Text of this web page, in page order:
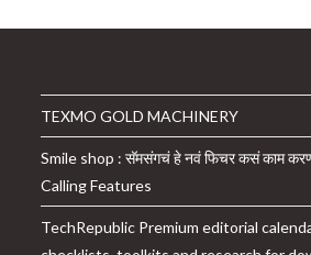
With
Tips
TEXMO GOLD MACHINERY
Smile shop : सॅमसंगचं हे नवं फिचर कसं काम
Calling Features
TechRepublic Premium editorial